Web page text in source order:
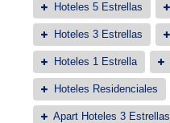
Hoteles 5 Estrellas
Hoteles 3 Estrellas
Hoteles 1 Estrella
Hoteles Residenciales
Apart Hoteles 3 Estrellas